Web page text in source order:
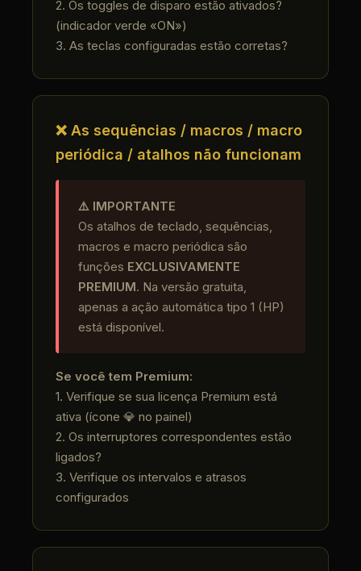
2. Os toggles de disparo estão ativados?
(indicador verde «ON»)
3. As teclas configuradas estão corretas?
❌ As sequências / macros / macro
periódica / atalhos não funcionam
⚠️ IMPORTANTE
Os atalhos de teclado, sequências,
macros e macro periódica são
funções EXCLUSIVAMENTE
PREMIUM. Na versão gratuita,
apenas a ação automática tipo 1 (HP)
está disponível.
Se você tem Premium:
1. Verifique se sua licença Premium está
ativa (ícone 💎 no painel)
2. Os interruptores correspondentes estão
ligados?
3. Verifique os intervalos e atrasos
configurados